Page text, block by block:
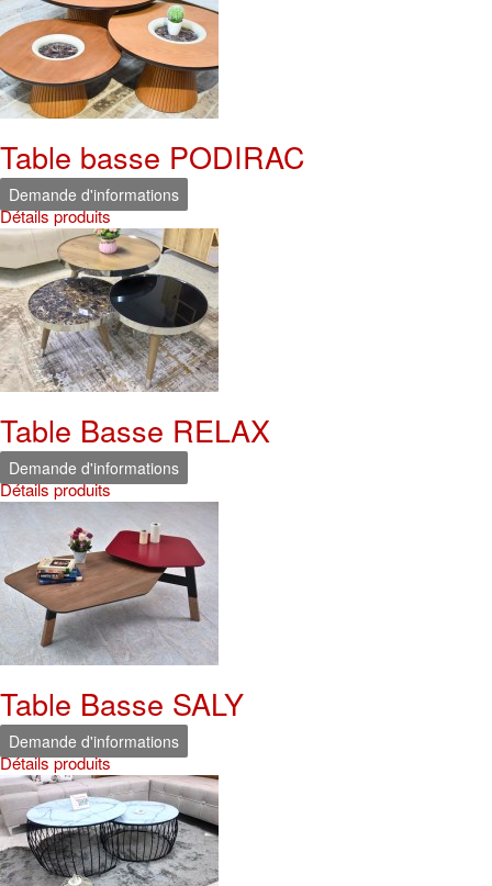
Table basse PODIRAC
Demande d'informations
Détails produits
Table Basse RELAX
Demande d'informations
Détails produits
Table Basse SALY
Demande d'informations
Détails produits